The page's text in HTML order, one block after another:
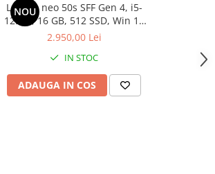
NOU
Lenovo neo 50s SFF Gen 4, i5-
12500, 16 GB, 512 SSD, Win 11
Pro
2.950,00 Lei
IN STOC
ADAUGA IN COS